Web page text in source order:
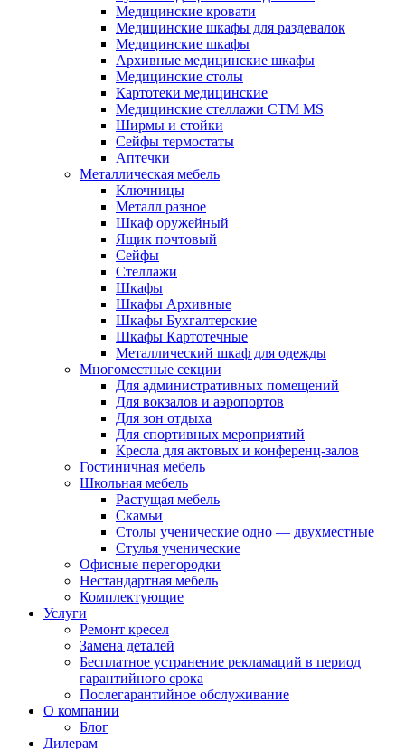
Медицинские кровати
Медицинские шкафы для раздевалок
Медицинские шкафы
Архивные медицинские шкафы
Медицинские столы
Картотеки медицинские
Медицинские стеллажи CTM MS
Ширмы и стойки
Сейфы термостаты
Аптечки
Металлическая мебель
Ключницы
Металл разное
Шкаф оружейный
Ящик почтовый
Сейфы
Стеллажи
Шкафы
Шкафы Архивные
Шкафы Бухгалтерские
Шкафы Картотечные
Металлический шкаф для одежды
Многоместные секции
Для административных помещений
Для вокзалов и аэропортов
Для зон отдыха
Для спортивных мероприятий
Кресла для актовых и конференц-залов
Гостиничная мебель
Школьная мебель
Растущая мебель
Скамьи
Столы ученические одно — двухместные
Стулья ученические
Офисные перегородки
Нестандартная мебель
Комплектующие
Услуги
Ремонт кресел
Замена деталей
Бесплатное устранение рекламаций в период
гарантийного срока
Послегарантийное обслуживание
О компании
Блог
Дилерам